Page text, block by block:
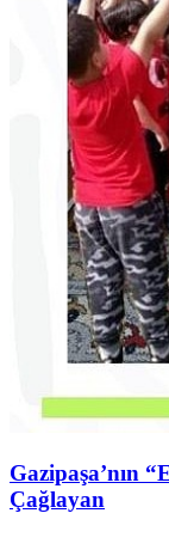
Gazipaşa’nın
Çağlayan